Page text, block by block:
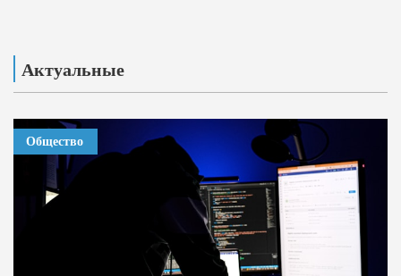
Актуальные
Общество